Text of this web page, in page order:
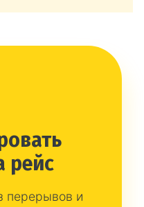
рейс
перерывов и